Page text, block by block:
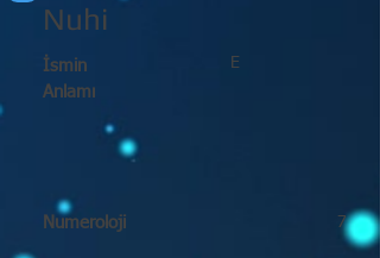
Nuhi
E
İsmin
Anlamı
Numeroloji 7